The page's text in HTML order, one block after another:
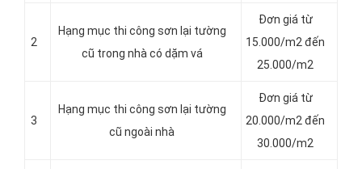
2
Hạng mục thi công sơn lại tường
cũ trong nhà có dặm vá
Đơn giá từ
15.000/m2 đến
25.000/m2
3
Hạng mục thi công sơn lại tường
cũ ngoài nhà
Đơn giá từ
20.000/m2 đến
30.000/m2